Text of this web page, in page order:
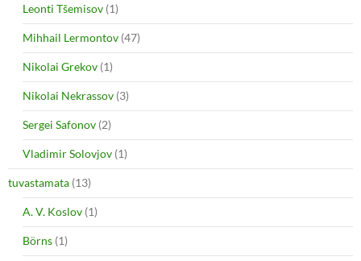
Leonti Tšemisov (1)
Mihhail Lermontov (47)
Nikolai Grekov (1)
Nikolai Nekrassov (3)
Sergei Safonov (2)
Vladimir Solovjov (1)
tuvastamata (13)
A. V. Koslov (1)
Börns (1)